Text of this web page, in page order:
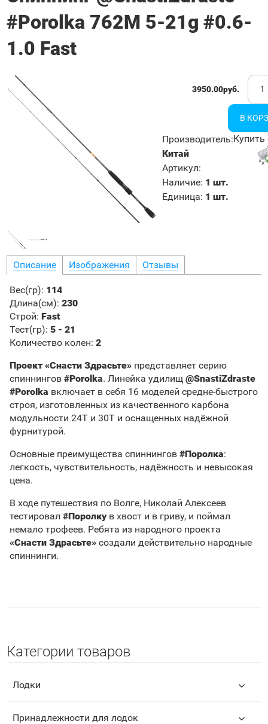
#Porolka 762M 5-21g #0.6-
1.0 Fast
3950.00руб.
Производитель:
Китай
Артикул:
Наличие: 1 шт.
Единица: 1 шт.
Купить
Описание Изображения Отзывы
Вес(гр): 114
Длина(см): 230
Строй: Fast
Тест(гр): 5 - 21
Количество колен: 2
Проект «Снасти Здрасьте» представляет серию
спиннингов #Porolka. Линейка удилищ @SnastiZdraste
#Porolka включает в себя 16 моделей средне-быстрого
строя, изготовленных из качественного карбона
модульности 24T и 30T и оснащенных надёжной
фурнитурой.
Основные преимущества спиннингов #Поролка:
легкость, чувствительность, надёжность и невысокая
цена.
В ходе путешествия по Волге, Николай Алексеев
тестировал #Поролкув хвост и в гриву, и поймал
немало трофеев. Ребята из народного проекта
«Снасти Здрасьте» создали действительно народные
спиннинги.
Категории товаров
Лодки
Принадлежности для лодок